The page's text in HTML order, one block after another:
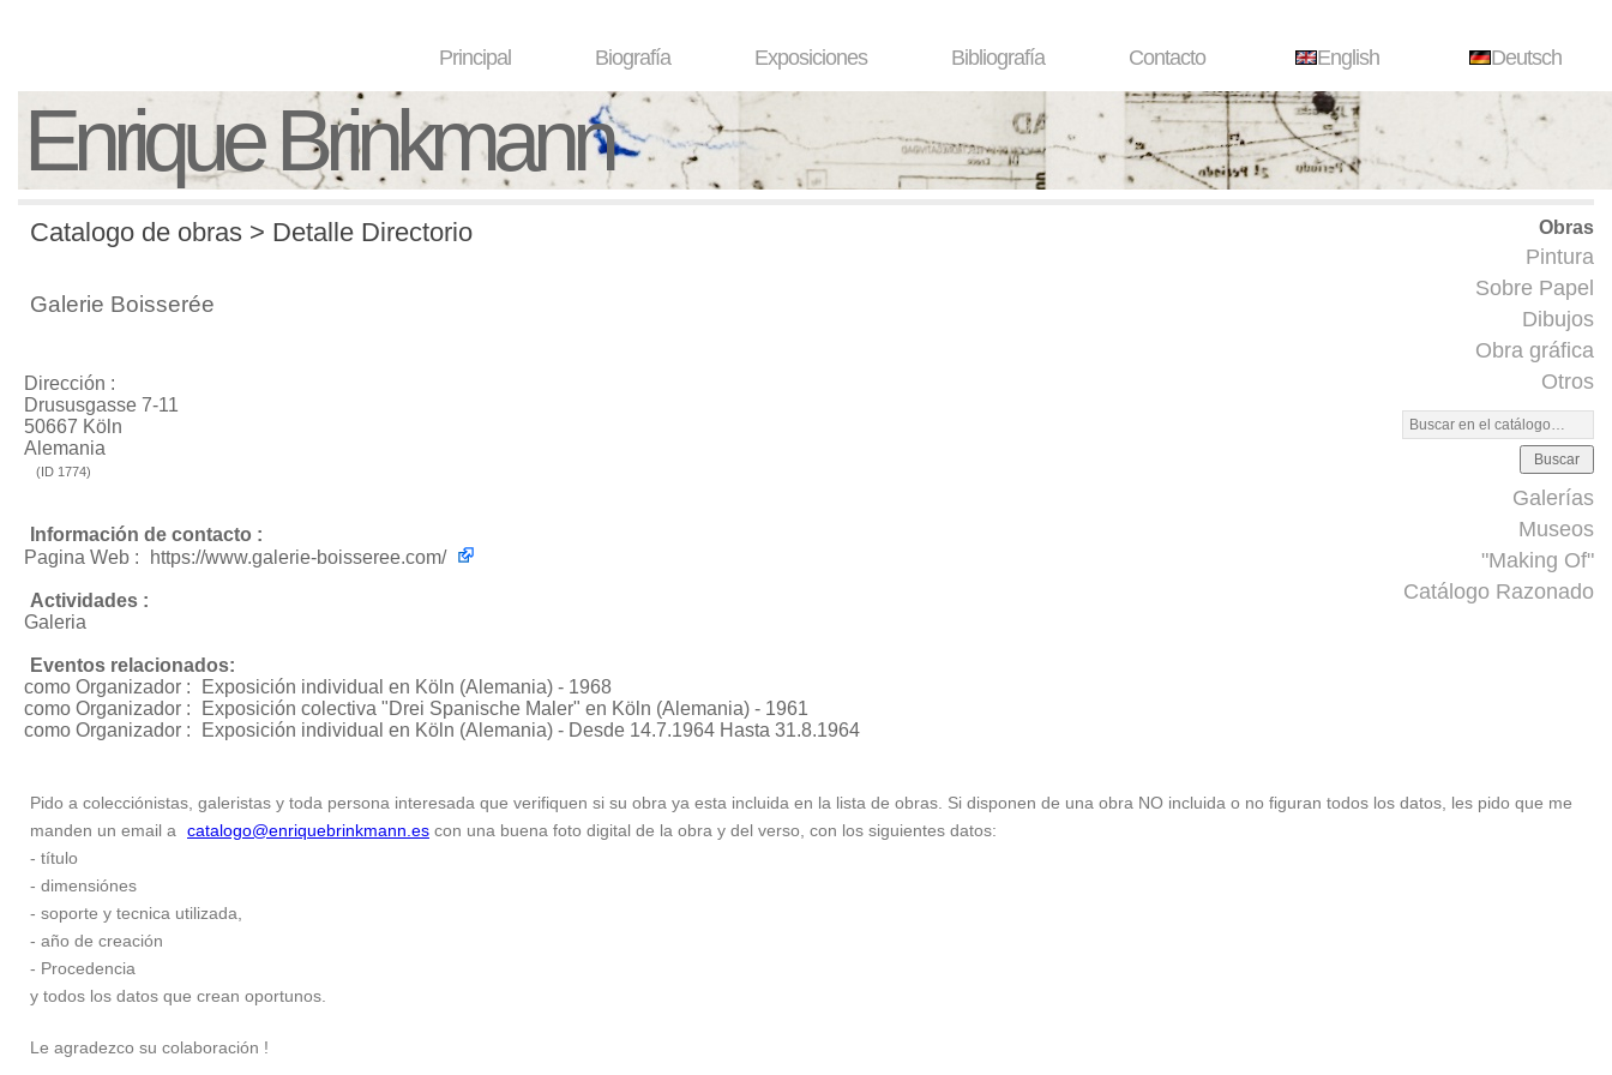
Principal Biografía Exposiciones Bibliografía Contacto English Deutsch
Enrique Brinkmann
Obras
Pintura
Sobre Papel
Dibujos
Obra gráfica
Otros
Buscar
Galerías
Museos
"Making Of"
Catálogo Razonado
Catalogo de obras > Detalle Directorio
Galerie Boisserée
Dirección :
Drususgasse 7-11
50667 Köln
Alemania
(ID 1774)
Información de contacto :
Pagina Web :
https://www.galerie-boisseree.com/
Actividades :
Galeria
Eventos relacionados:
como Organizador :
Exposición individual en Köln (Alemania) - 1968
como Organizador :
Exposición colectiva "Drei Spanische Maler" en Köln (Alemania) - 1961
como Organizador :
Exposición individual en Köln (Alemania) - Desde 14.7.1964 Hasta 31.8.1964
Pido a colecciónistas, galeristas y toda persona interesada que verifiquen si su obra ya esta incluida en la lista de obras. Si disponen de una obra NO incluida o no figuran todos los datos, les pido que me
manden un email a
catalogo@enriquebrinkmann.es con una buena foto digital de la obra y del verso, con los siguientes datos:
- título
- dimensiónes
- soporte y tecnica utilizada,
- año de creación
- Procedencia
y todos los datos que crean oportunos.
Le agradezco su colaboración !